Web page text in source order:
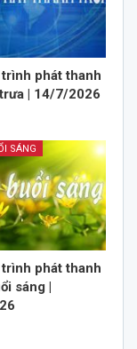
phát thanh
| 14/7/2026
SÁNG
phát thanh
sáng |